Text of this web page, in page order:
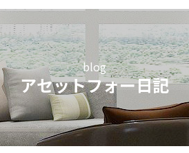
blog
アセットフォー日記